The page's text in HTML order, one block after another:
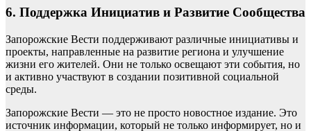
6. Поддержка Инициатив и Развитие Сообщества
Запорожские Вести поддерживают различные инициативы и
проекты, направленные на развитие региона и улучшение
жизни его жителей. Они не только освещают эти события, но
и активно участвуют в создании позитивной социальной
среды.
Запорожские Вести — это не просто новостное издание. Это
источник информации, который не только информирует, но и